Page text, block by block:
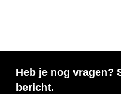
Heb je nog vragen?
bericht.